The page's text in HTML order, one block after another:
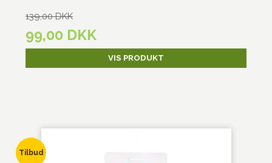
139,00 DKK
99,00 DKK
VIS PRODUKT
Tilbud